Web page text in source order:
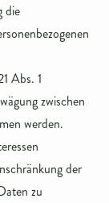
die
Abs. 1
zwischen
werden.
der
zu